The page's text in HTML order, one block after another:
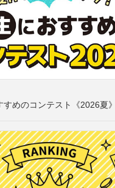
すめのコンテスト《2026夏》